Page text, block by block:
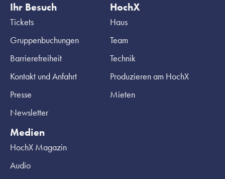
Ihr Besuch
Tickets
Gruppenbuchungen
Barrierefreiheit
Kontakt und Anfahrt
Presse
Newsletter
HochX
Haus
Team
Technik
Produzieren am HochX
Mieten
Medien
HochX Magazin
Audio